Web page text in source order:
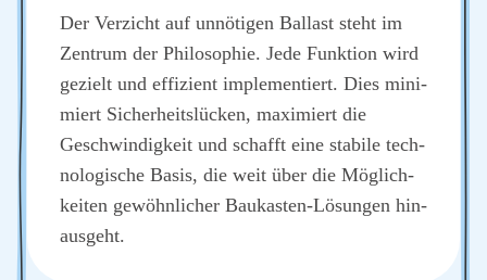
Der Ver­zicht auf unnö­ti­gen Bal­last steht im
Zen­trum der Phi­lo­so­phie. Jede Funk­ti­on wird
gezielt und effi­zi­ent imple­men­tiert. Dies mini­
miert Sicher­heits­lü­cken, maxi­miert die
Geschwin­dig­keit und schafft eine sta­bi­le tech­
no­lo­gi­sche Basis, die weit über die Mög­lich­
kei­ten gewöhn­li­cher Bau­kas­ten-Lösun­gen hin­
aus­geht.